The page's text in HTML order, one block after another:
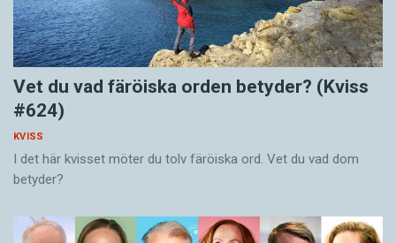
Vet du vad färöiska orden betyder? (Kviss
#624)
KVISS
I det här kvisset möter du tolv färöiska ord. Vet du vad dom
betyder?